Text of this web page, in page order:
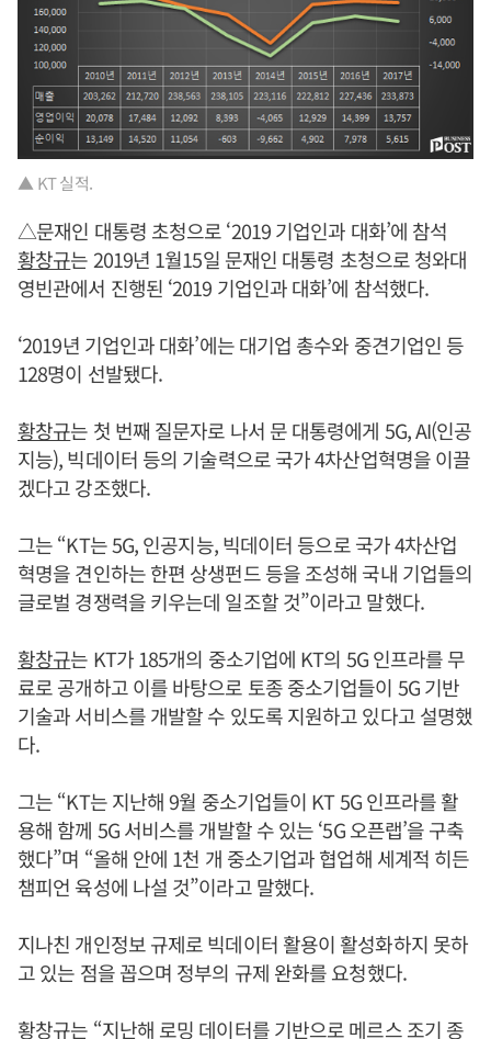
▲ KT 실적.
△문재인 대통령 초청으로 ‘2019 기업인과 대화’에 참석
황창규는 2019년 1월15일 문재인 대통령 초청으로 청와대
영빈관에서 진행된 ‘2019 기업인과 대화’에 참석했다.
‘2019년 기업인과 대화’에는 대기업 총수와 중견기업인 등
128명이 선발됐다.
황창규는 첫 번째 질문자로 나서 문 대통령에게 5G, AI(인공
지능), 빅데이터 등의 기술력으로 국가 4차산업혁명을 이끌
겠다고 강조했다.
그는 “KT는 5G, 인공지능, 빅데이터 등으로 국가 4차산업
혁명을 견인하는 한편 상생펀드 등을 조성해 국내 기업들의
글로벌 경쟁력을 키우는데 일조할 것”이라고 말했다.
황창규는 KT가 185개의 중소기업에 KT의 5G 인프라를 무
료로 공개하고 이를 바탕으로 토종 중소기업들이 5G 기반
기술과 서비스를 개발할 수 있도록 지원하고 있다고 설명했
다.
그는 “KT는 지난해 9월 중소기업들이 KT 5G 인프라를 활
용해 함께 5G 서비스를 개발할 수 있는 ‘5G 오픈랩’을 구축
했다”며 “올해 안에 1천 개 중소기업과 협업해 세계적 히든
챔피언 육성에 나설 것”이라고 말했다.
지나친 개인정보 규제로 빅데이터 활용이 활성화하지 못하
고 있는 점을 꼽으며 정부의 규제 완화를 요청했다.
황창규는 “지난해 로밍 데이터를 기반으로 메르스 조기 종